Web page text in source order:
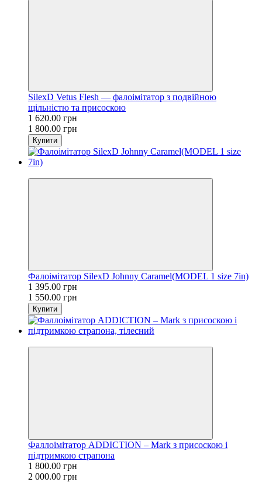
SilexD Vetus Flesh — фалоімітатор з подвійною
щільністю та присоскою
1 620.00 грн
1 800.00 грн
Купити
Фалоімітатор SilexD Johnny Caramel(MODEL 1 size 7in)
1 395.00 грн
1 550.00 грн
Купити
Фаллоімітатор ADDICTION – Mark з присоскою і
підтримкою страпона
1 800.00 грн
2 000.00 грн